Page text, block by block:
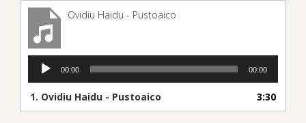
Ovidiu Haidu - Pustoaico
Audio
Player
00:00 00:00
1. Ovidiu Haidu - Pustoaico 3:30